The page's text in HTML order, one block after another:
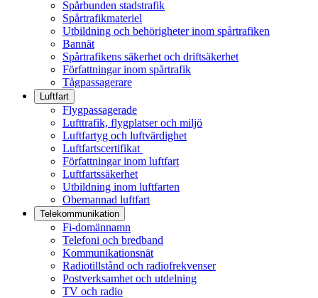
Spårbunden stadstrafik
Spårtrafikmateriel
Utbildning och behörigheter inom spårtrafiken
Bannät
Spårtrafikens säkerhet och driftsäkerhet
Författningar inom spårtrafik
Tågpassagerare
Luftfart
Flygpassagerade
Lufttrafik, flygplatser och miljö
Luftfartyg och luftvärdighet
Luftfartscertifikat
Författningar inom luftfart
Luftfartssäkerhet
Utbildning inom luftfarten
Obemannad luftfart
Telekommunikation
Fi-domännamn
Telefoni och bredband
Kommunikationsnät
Radiotillstånd och radiofrekvenser
Postverksamhet och utdelning
TV och radio